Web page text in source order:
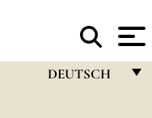
DEUTSCH